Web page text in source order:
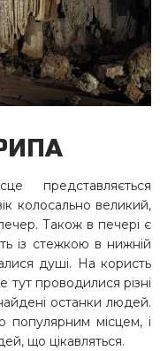
представляється
колосально великий,
Також в печері є
із стежкою в нижній
душі. На користь
тут проводилися різні
останки людей.
популярним місцем, і
що цікавляться.